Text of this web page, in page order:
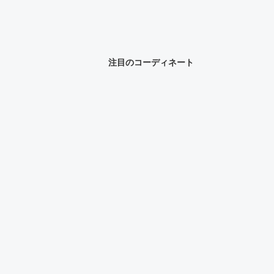
注目のコーディネート